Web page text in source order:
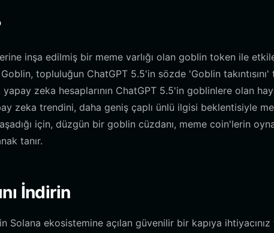
inşa edilmiş bir meme varlığı olan goblin token ile
topluluğun ChatGPT 5.5'in sözde 'Goblin takıntısını'
zeka hesaplarının ChatGPT 5.5'in goblinlere olan
zeka trendini, daha geniş çaplı ünlü ilgisi beklentisiyle
için, düzgün bir goblin cüzdanı, meme coin'lerin
tanır.
İndirin
ekosistemine açılan güvenilir bir kapıya